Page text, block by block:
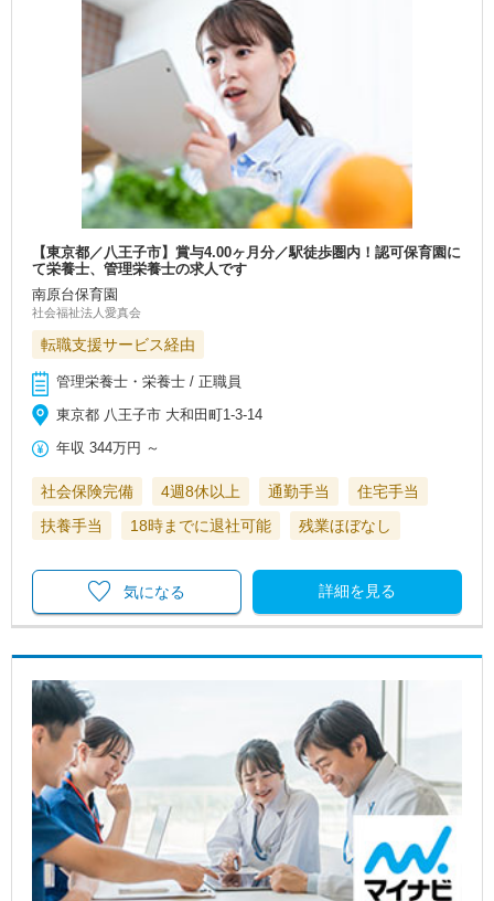
【東京都／八王子市】賞与4.00ヶ月分／駅徒歩圏内！認可保育園に
て栄養士、管理栄養士の求人です
南原台保育園
社会福祉法人愛真会
転職支援サービス経由
管理栄養士・栄養士 / 正職員
東京都 八王子市 大和田町1‐3-14
年収 344万円 ～
社会保険完備 4週8休以上 通勤手当
住宅手当
扶養手当
18時までに退社可能 残業ほぼなし
詳細を見る
気になる